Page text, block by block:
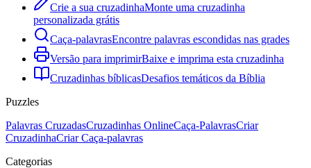
Crie a sua cruzadinhaMonte uma cruzadinha
personalizada grátis
Caça-palavrasEncontre palavras escondidas nas grades
Versão para imprimirBaixe e imprima esta cruzadinha
Cruzadinhas bíblicasDesafios temáticos da Bíblia
Puzzles
Palavras CruzadasCruzadinhas OnlineCaça-PalavrasCriar
CruzadinhaCriar Caça-palavras
Categorias